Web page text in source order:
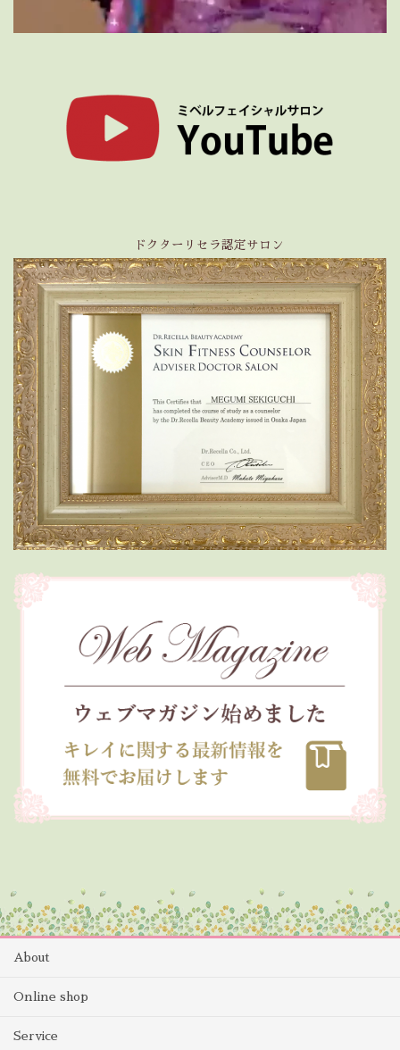
ドクターリセラ認定サロン
About
Online shop
Service